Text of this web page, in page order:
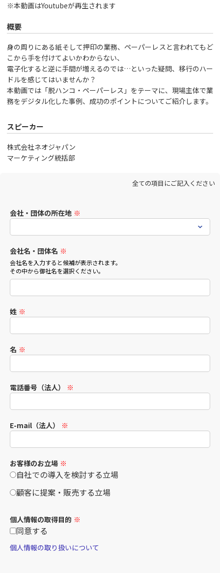
※本動画はYoutubeが再生されます
概要
身の周りにある紙そして押印の業務、ペーパーレスと言われてもど
こから手を付けてよいかわからない、
電子化すると逆に手間が増えるのでは…といった疑問、移行のハー
ドルを感じてはいませんか？
本動画では「脱ハンコ・ペーパーレス」をテーマに、現場主体で業
務をデジタル化した事例、成功のポイントについてご紹介します。
スピーカー
株式会社ネオジャパン
マーケティング統括部
全ての項目にご記入ください
会社・団体の所在地 ※
会社名・団体名 ※
会社名を入力すると候補が表示されます。
その中から御社名を選択ください。
姓 ※
名 ※
電話番号（法人） ※
E-mail（法人） ※
お客様のお立場 ※
自社での導入を検討する立場
顧客に提案・販売する立場
個人情報の取得目的 ※
同意する
個人情報の取り扱いについて